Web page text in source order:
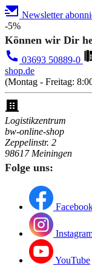
Newsletter
-5%
Können wir Dir
03693 50889-0
shop.de
(Montag - Freitag:
Logistikzentrum
bw-online-shop
Zeppelinstr. 2
98617 Meiningen
Folge uns:
YouTube